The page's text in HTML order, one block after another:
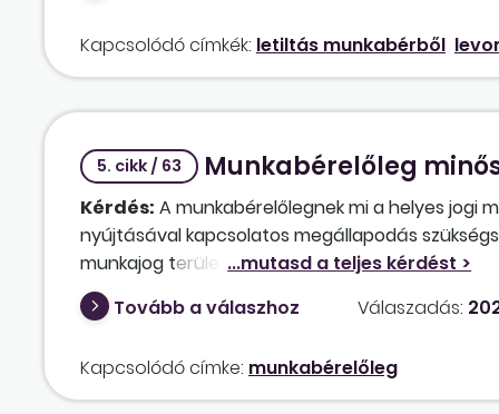
Kapcsolódó címkék: letiltás munkabérből
5. cikk / 63 Munkabérelőleg
Kérdés: A munkabérelőlegnek mi a helyes jogi
nyújtásával kapcsolatos megállapodás
munkajog területén, és úgy kell a
az esedékességét „hozzák előre” a felek, és azt
levonják? A Hpt. értelmében a munkabérelőleg
Tovább a válaszhoz Válaszadás:
Kapcsolódó címke: munkabérelőleg